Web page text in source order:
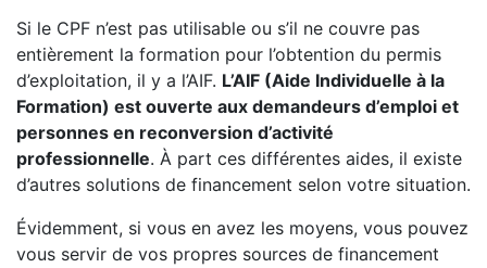
Si le CPF n’est pas utilisable ou s’il ne couvre pas
entièrement la formation pour l’obtention du permis
d’exploitation, il y a l’AIF. L’AIF (Aide Individuelle à la
Formation) est ouverte aux demandeurs d’emploi et
personnes en reconversion d’activité
professionnelle. À part ces différentes aides, il existe
d’autres solutions de financement selon votre situation.
Évidemment, si vous en avez les moyens, vous pouvez
vous servir de vos propres sources de financement